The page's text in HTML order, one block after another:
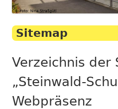
Sitemap
Verzeichnis der
„Steinwald-
Webpräsenz